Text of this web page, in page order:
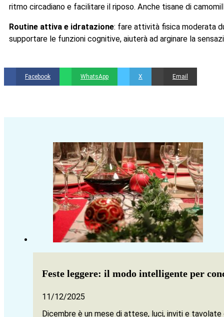
ritmo circadiano e facilitare il riposo. Anche tisane di
Routine attiva e idratazione: fare attività fisica moderata
supportare le funzioni cognitive, aiuterà ad arginare la
Facebook WhatsApp X Email
Feste leggere: il modo intelligente per
11/12/2025
Dicembre è un mese di attese, luci, inviti e